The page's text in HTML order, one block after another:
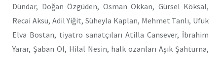
Dündar, Doğan Özgüden, Osman Okkan, Gürsel Köksal,
Recai Aksu, Adil Yiğit, Süheyla Kaplan, Mehmet Tanlı, Ufuk
Elva Bostan, tiyatro sanatçıları Atilla Cansever, İbrahim
Yarar, Şaban Ol, Hilal Nesin, halk ozanları Aşık Şahturna,